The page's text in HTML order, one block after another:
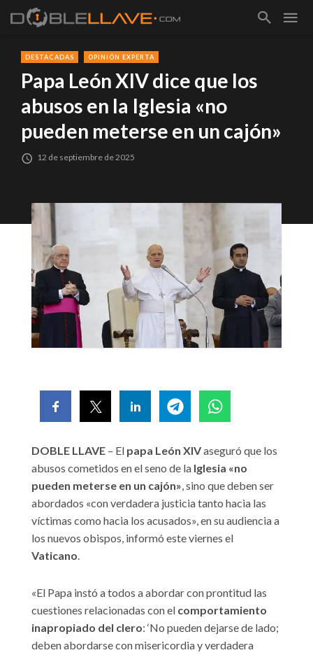
DESTACADAS OPINIÓN EXPERTA
Papa León XIV dice que los
abusos en la Iglesia «no
pueden meterse en un cajón»
12 de septiembre de 2025
DOBLE LLAVE – El papa León XIVaseguró que los
abusos cometidos en el seno de la Iglesia «no
pueden meterse en un cajón», sino que deben ser
abordados «con verdadera justicia tanto hacia las
víctimas como hacia los acusados», en su audiencia a
los nuevos obispos, informó este viernes el
Vaticano.
«El Papa instó a todos a abordar con prontitud las
cuestiones relacionadas con el comportamiento
inapropiado del clero: ‘No pueden dejarse de lado;
deben abordarse con misericordia y verdadera